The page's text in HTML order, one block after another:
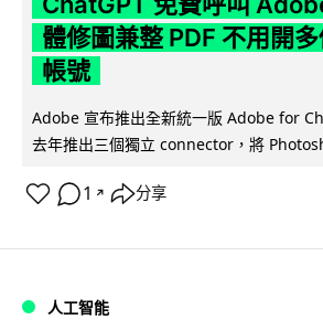
體修圖兼整 PDF 不用開
帳號
Adobe 宣布推出全新統一版 Adobe for
去年推出三個獨立 connector，將
1 ↗ 分享
人工智能